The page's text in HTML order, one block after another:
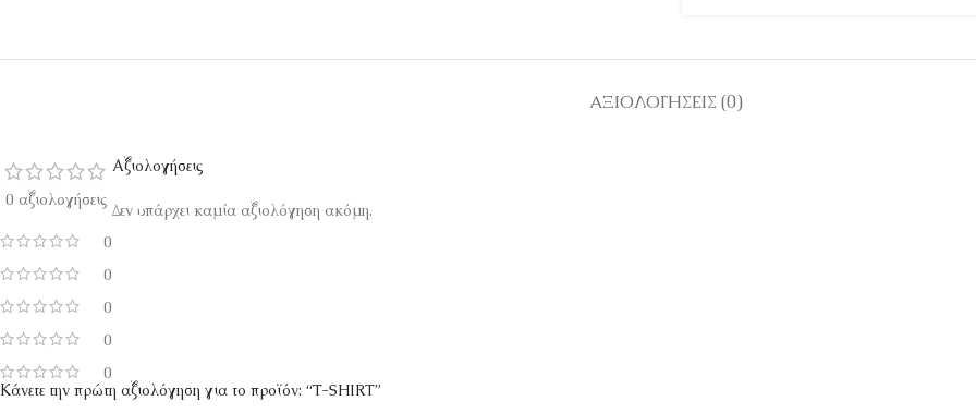
ΑΞΙΟΛΟΓΉΣΕΙΣ (0)
0 αξιολογήσεις
0
0
0
0
0
Αξιολογήσεις
Δεν υπάρχει καμία αξιολόγηση ακόμη.
Κάνετε την πρώτη αξιολόγηση για το προϊόν: “T-SHIRT”